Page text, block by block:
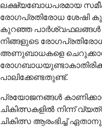
ലക്ഷ്യബോധപരമായ
രോഗപ്രതിരോധ ശേഷി
കുറഞ്ഞ പാർശ്വഫലങ്ങൾ
നിങ്ങളുടെ
അണുബാധകളെ
പാലിക്കേണ്ടതുണ്ട്.
പ്രയോജനങ്ങൾ
ചികിത്സകളിൽ നിന്ന്
ചികിത്സ ആരംഭിച്ച്